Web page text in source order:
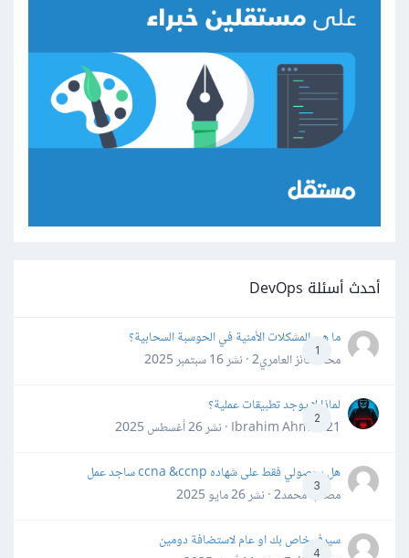
أحدث أسئلة DevOps
1
ما هي المشكلات الأمنية في الحوسبة السحابية؟
محمد فائز العامري2 · نشر
16 سبتمبر 2025
2
لماذا لا يوجد تطبيقات عملية؟
Ibrahim Ahmed21 · نشر
26 أغسطس 2025
3
هل بحصولي فقط على شهاده ccna &ccnp ساجد عمل
مصعب محمد2 · نشر
26 مايو 2025
4
سيرفر خاص بك او عام لاستضافة دومين